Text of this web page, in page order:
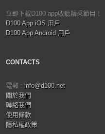
立即下載D100 app收聽精采節目！
D100 App iOS 用戶
D100 App Android 用戶
CONTACTS
電郵 : info@d100.net
關於我們
聯絡我們
使用條款
隱私權政策